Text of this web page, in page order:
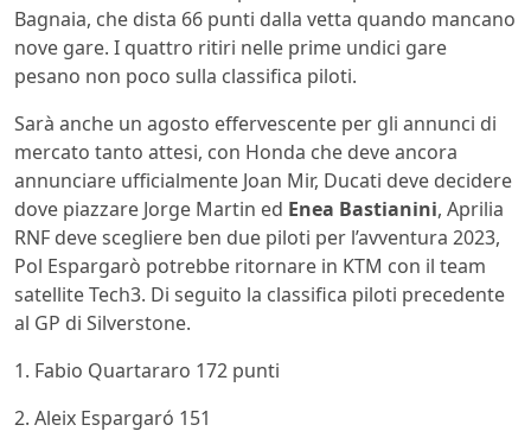
Bagnaia, che dista 66 punti dalla vetta quando mancano
nove gare. I quattro ritiri nelle prime undici gare
pesano non poco sulla classifica piloti.
Sarà anche un agosto effervescente per gli annunci di
mercato tanto attesi, con Honda che deve ancora
annunciare ufficialmente Joan Mir, Ducati deve decidere
dove piazzare Jorge Martin ed Enea Bastianini, Aprilia
RNF deve scegliere ben due piloti per l’avventura 2023,
Pol Espargarò potrebbe ritornare in KTM con il team
satellite Tech3. Di seguito la classifica piloti precedente
al GP di Silverstone.
1. Fabio Quartararo 172 punti
2. Aleix Espargaró 151